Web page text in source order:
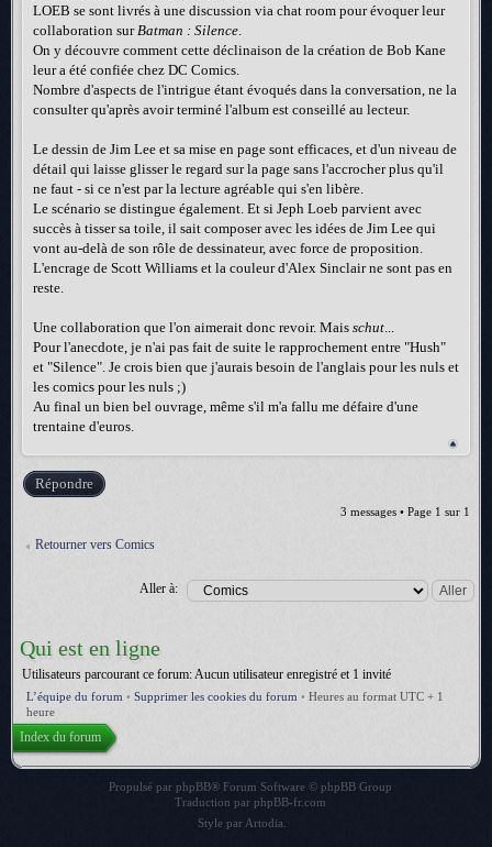
LOEB se sont livrés à une discussion via chat room pour évoquer leur
collaboration sur Batman : Silence
On y découvre comment cette déclinaison de la création de Bob Kane
leur a été confiée chez DC Comics.
Nombre d'aspects de l'intrigue étant évoqués dans la conversation, ne la
consulter qu'après avoir terminé l'album est conseillé au lecteur.
Le dessin de Jim Lee et sa mise en page sont efficaces, et d'un niveau de
détail qui laisse glisser le regard sur la page sans l'accrocher plus qu'il
ne faut - si ce n'est par la lecture agréable qui s'en libère.
Le scénario se distingue également. Et si Jeph Loeb parvient avec
succès à tisser sa toile, il sait composer avec les idées de Jim Lee qui
vont au-delà de son rôle de dessinateur, avec force de proposition.
L'encrage de Scott Williams et la couleur d'Alex Sinclair ne sont pas en
reste.
Une collaboration que l'on aimerait donc revoir. Mais schut
Pour l'anecdote, je n'ai pas fait de suite le rapprochement entre "Hush"
et "Silence". Je crois bien que j'aurais besoin de l'anglais pour les nuls et
les comics pour les nuls ;)
Au final un bien bel ouvrage, même s'il m'a fallu me défaire d'une
trentaine d'euros.
Répondre
3 messages • Page 1 sur 1
Retourner vers Comics
Aller à:
Qui est en ligne
Utilisateurs parcourant ce forum: Aucun utilisateur enregistré et 1 invité
L’équipe du forum • Supprimer les cookies du forum • Heures au format UTC + 1
heure
Index du forum
Propulsé par phpBB® Forum Software © phpBB Group
Traduction par phpBB-fr.com
Style par Artodia